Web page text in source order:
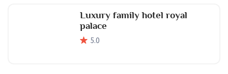
Luxury family hotel royal
palace
5.0